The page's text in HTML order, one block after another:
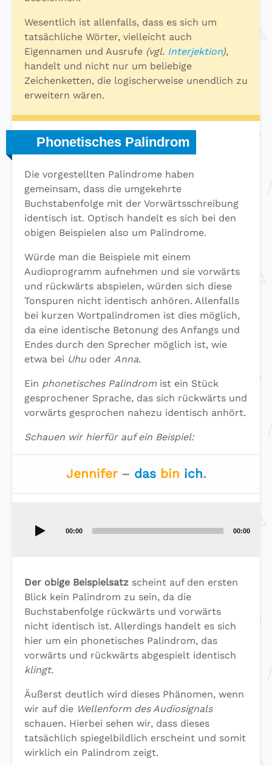
Wesentlich ist allenfalls, dass es sich um
tatsächliche Wörter, vielleicht auch
Eigennamen und Ausrufe (vgl. Interjektion),
handelt und nicht nur um beliebige
Zeichenketten, die logischerweise unendlich zu
erweitern wären.
Phonetisches Palindrom
Die vorgestellten Palindrome haben
gemeinsam, dass die umgekehrte
Buchstabenfolge mit der Vorwärtsschreibung
identisch ist. Optisch handelt es sich bei den
obigen Beispielen also um Palindrome.
Würde man die Beispiele mit einem
Audioprogramm aufnehmen und sie vorwärts
und rückwärts abspielen, würden sich diese
Tonspuren nicht identisch anhören. Allenfalls
bei kurzen Wortpalindromen ist dies möglich,
da eine identische Betonung des Anfangs und
Endes durch den Sprecher möglich ist, wie
etwa bei Uhuoder Anna.
Ein phonetisches Palindromist ein Stück
gesprochener Sprache, das sich rückwärts und
vorwärts gesprochen nahezu identisch anhört.
Schauen wir hierfür auf ein Beispiel:
Jennifer – das bin ich.
Player
00:00 00:00
Der obige Beispielsatz scheint auf den ersten
Blick kein Palindrom zu sein, da die
Buchstabenfolge rückwärts und vorwärts
nicht identisch ist. Allerdings handelt es sich
hier um ein phonetisches Palindrom, das
vorwärts und rückwärts abgespielt identisch
klingt.
Äußerst deutlich wird dieses Phänomen, wenn
wir auf die Wellenform des Audiosignals
schauen. Hierbei sehen wir, dass dieses
tatsächlich spiegelbildlich erscheint und somit
wirklich ein Palindrom zeigt.